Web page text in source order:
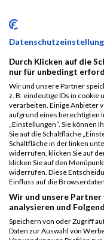
Veranstaltung
Samstag
Junior Marathon
M11/W11
2021
VeranstaltungStnr
Grazmarathon
Junior Marathon
M11/W11
14223
GPos = Geschlechter
Team Position, DNS =
Disqualifiziert
Durch Klicken auf die
nur für unbedingt
Wir und unsere Partner
z. B. eindeutige IDs in
verarbeiten. Einige Anbieter
aufgrund eines berechtigten
„Einstellungen“. Sie können
Sie auf die Schaltfläche
Schaltfläche in der linken
widerrufen, klicken Sie auf
klicken Sie auf den
widerrufen. Diese
Einfluss auf die Browserdaten.
Wir und unsere
analysieren und
Speichern von oder Zugriff
Daten zur Auswahl von